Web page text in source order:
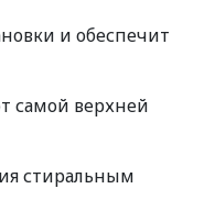
и обеспечит
самой верхней
стиральным